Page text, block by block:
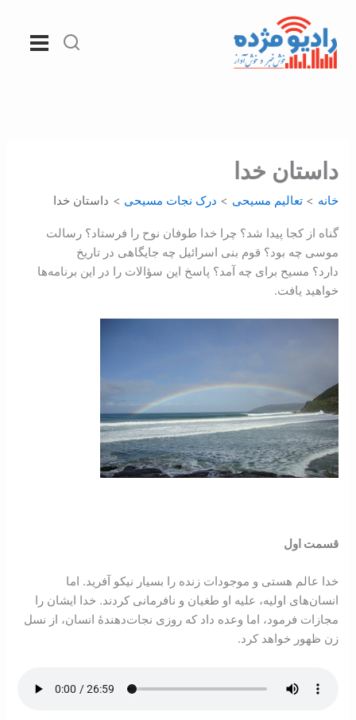
محتوا
داستان خدا
خانه تعالیم مسیحی درک نجات مسيحی داستان خدا
گناه از کجا پیدا شد؟ چرا خدا طوفان نوح را فرستاد؟ رسالت
موسی چه بود؟ قوم بنی اسرائیل چه جایگاهی در تاریخ
دارد؟ مسیح برای چه آمد؟ پاسخ این سؤالات را در این برنامه‌ها
خواهید یافت.
قسمت اول
خدا عالم هستی و موجودات زنده را بسیار نیکو آفرید. اما
انسان‌های اولیه، علیه او طغیان و نافرمانی کردند. خدا ایشان را
مجازات فرمود، اما وعده داد که روزی نجات‌دهندۀ انسان، از نسل
زن ظهور خواهد کرد.